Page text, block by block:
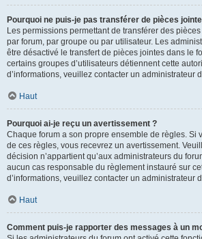
Pourquoi ne puis-je pas transférer de pièces
Les permissions permettant de transférer des
par forum, par groupe ou par utilisateur. Les
être désactivé le transfert de pièces jointes dans le
certains groupes d’utilisateurs détiennent cette
d’informations, veuillez contacter un administrateur
Haut
Pourquoi ai-je reçu un avertissement ?
Chaque forum a son propre ensemble de règles. Si
de ces règles, vous recevrez un avertissement.
décision n’appartient qu’aux administrateurs du
aucun cas responsable du règlement instauré sur
d’informations, veuillez contacter un administrateur
Haut
Comment puis-je rapporter des messages à un